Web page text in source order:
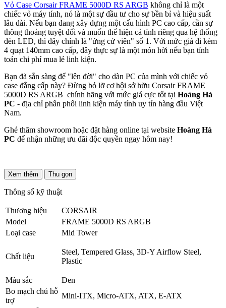
Vỏ Case Corsair FRAME 5000D RS ARGB không chỉ là một
chiếc vỏ máy tính, nó là một sự đầu tư cho sự bền bỉ và hiệu suất
lâu dài. Nếu bạn đang xây dựng một cấu hình PC cao cấp, cần sự
thông thoáng tuyệt đối và muốn thể hiện cá tính riêng qua hệ thống
đèn LED, thì đây chính là "ứng cử viên" số 1. Với mức giá đi kèm
4 quạt 140mm cao cấp, đây thực sự là một món hời nếu bạn tính
toán chi phí mua lẻ linh kiện.
Bạn đã sẵn sàng để "lên đời" cho dàn PC của mình với chiếc vỏ
case đẳng cấp này? Đừng bỏ lỡ cơ hội sở hữu Corsair FRAME
5000D RS ARGB chính hãng với mức giá cực tốt tại Hoàng Hà
PC - địa chỉ phân phối linh kiện máy tính uy tín hàng đầu Việt
Nam.
Ghé thăm showroom hoặc đặt hàng online tại website Hoàng Hà
PC để nhận những ưu đãi độc quyền ngay hôm nay!
Xem thêm Thu gọn
Thông số kỹ thuật
Thương hiệu
CORSAIR
Model
FRAME 5000D RS ARGB
Loại case
Mid Tower
Chất liệu
Steel, Tempered Glass, 3D-Y Airflow Steel,
Plastic
Màu sắc
Đen
Bo mạch chủ hỗ
trợ
Mini-ITX, Micro-ATX, ATX, E-ATX